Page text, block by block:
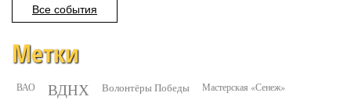
Все события
Метки
ВАО ВДНХ Волонтёры Победы
Мастерская «Сенеж»